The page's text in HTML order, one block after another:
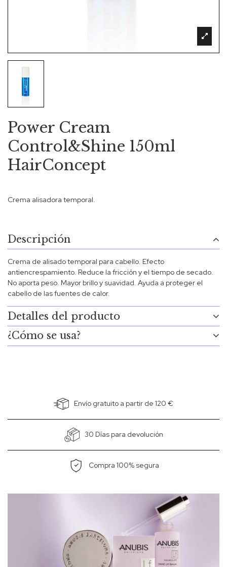
Power Cream
Control&Shine 150ml
HairConcept
Crema alisadora temporal.
Descripción
Crema de alisado temporal para cabello. Efecto
antiencrespamiento. Reduce la fricción y el tiempo de secado.
No aporta peso. Mayor brillo y suavidad. Ayuda a proteger el
cabello de las fuentes de calor.
Detalles del producto
¿Cómo se usa?
Envío gratuito a partir de 120 €
30 Días para devolución
Compra 100% segura